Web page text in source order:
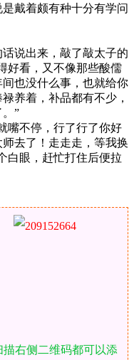
戴着颇有种十分有学问
说出来，敲了敲太子的
好看，又不像那些酸儒
也没什么事，也就给你
养着，补品都有不少，
”
不停，行了行了你好
去了！走走走，等我换
白眼，赶忙打住后便拉
描右侧二维码都可以添